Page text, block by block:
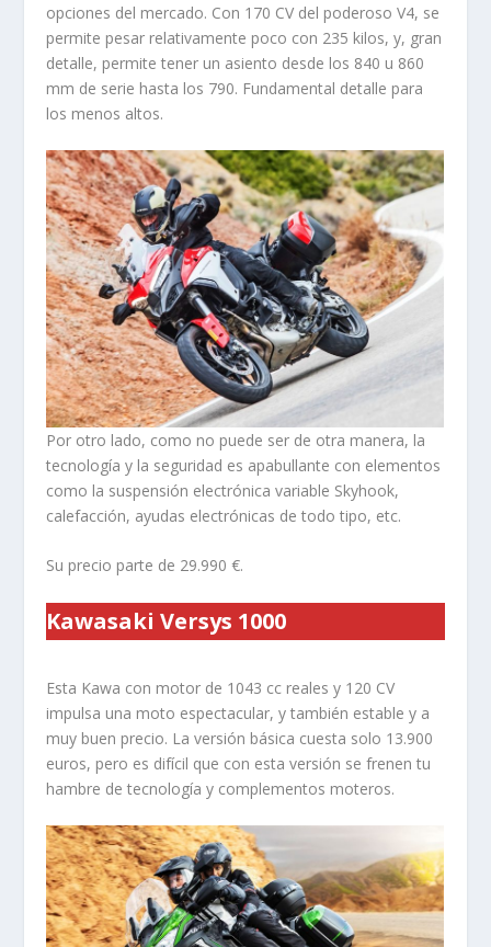
opciones del mercado. Con 170 CV del poderoso V4, se
permite pesar relativamente poco con 235 kilos, y, gran
detalle, permite tener un asiento desde los 840 u 860
mm de serie hasta los 790. Fundamental detalle para
los menos altos.
Por otro lado, como no puede ser de otra manera, la
tecnología y la seguridad es apabullante con elementos
como la suspensión electrónica variable Skyhook,
calefacción, ayudas electrónicas de todo tipo, etc.
Su precio parte de 29.990 €.
Kawasaki Versys 1000
Esta Kawa con motor de 1043 cc reales y 120 CV
impulsa una moto espectacular, y también estable y a
muy buen precio. La versión básica cuesta solo 13.900
euros, pero es difícil que con esta versión se frenen tu
hambre de tecnología y complementos moteros.